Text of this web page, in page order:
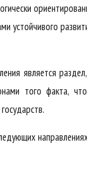
устойчивого
является
того факта,